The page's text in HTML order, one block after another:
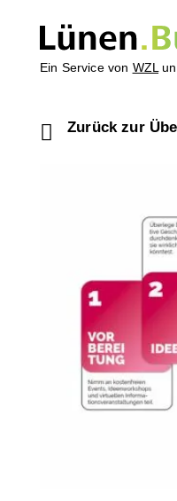
Ein Service von WZL
Zurück zur